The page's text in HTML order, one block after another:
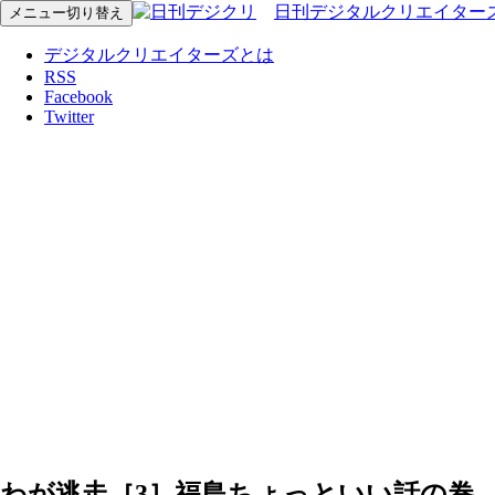
メニュー切り替え 日刊デジタルクリエイター
デジタルクリエイターズとは
RSS
Facebook
Twitter